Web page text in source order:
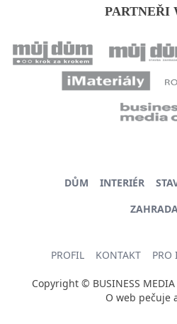
PARTNEŘI
DŮM INTERIÉR
PROFIL KONTAKT PRO
Copyright © BUSINESS